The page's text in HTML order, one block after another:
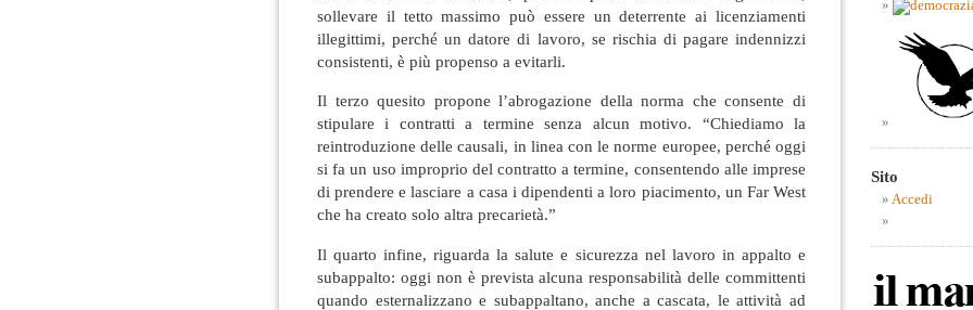
sollevare il tetto massimo può essere un deterrente ai licenziamenti
illegittimi, perché un datore di lavoro, se rischia di pagare indennizzi
consistenti, è più propenso a evitarli.
Il terzo quesito propone l’abrogazione della norma che consente di
stipulare i contratti a termine senza alcun motivo. “Chiediamo la
reintroduzione delle causali, in linea con le norme europee, perché oggi
si fa un uso improprio del contratto a termine, consentendo alle imprese
di prendere e lasciare a casa i dipendenti a loro piacimento, un Far West
che ha creato solo altra precarietà.”
Il quarto infine, riguarda la salute e sicurezza nel lavoro in appalto e
subappalto: oggi non è prevista alcuna responsabilità delle committenti
quando esternalizzano e subappaltano, anche a cascata, le attività ad
Sito
Accedi